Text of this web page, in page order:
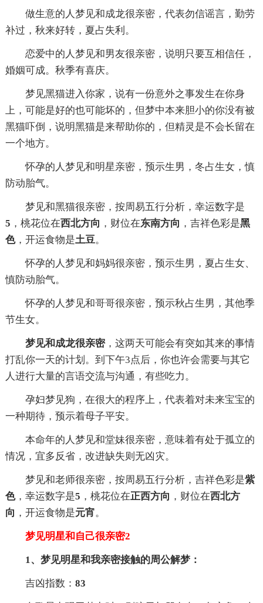
做生意的人梦见和成龙很亲密，代表勿信谣言，勤劳
补过，秋来好转，夏占失利。
恋爱中的人梦见和男友很亲密，说明只要互相信任，
婚姻可成。秋季有喜庆。
梦见黑猫进入你家，说有一份意外之事发生在你身
上，可能是好的也可能坏的，但梦中本来胆小的你没有被
黑猫吓倒，说明黑猫是来帮助你的，但精灵是不会长留在
一个地方。
怀孕的人梦见和明星亲密，预示生男，冬占生女，慎
防动胎气。
梦见和黑猫很亲密，按周易五行分析，幸运数字是
5 ，桃花位在西北方向 ，财位在东南方向 ，吉祥色彩是黑
色，开运食物是土豆。
怀孕的人梦见和妈妈很亲密，预示生男，夏占生女、
慎防动胎气。
怀孕的人梦见和哥哥很亲密，预示秋占生男，其他季
节生女。
梦见和成龙很亲密，这两天可能会有突如其来的事情
打乱你一天的计划。到下午3点后，你也许会需要与其它
人进行大量的言语交流与沟通，有些吃力。
孕妇梦见狗，在很大的程序上，代表着对未来宝宝的
一种期待，预示着母子平安。
本命年的人梦见和堂妹很亲密，意味着有处于孤立的
情况，宜多反省，改进缺失则无凶灾。
梦见和老师很亲密，按周易五行分析，吉祥色彩是紫
色，幸运数字是5 ，桃花位在正西方向 ，财位在西北方
向 ，开运食物是元宵。
梦见明星和自己很亲密2
1、梦见明星和我亲密接触的周公解梦：
吉凶指数： 83